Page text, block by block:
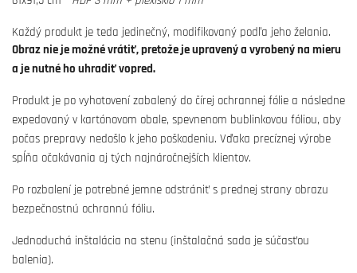
Každý produkt je teda jedinečný, modifikovaný podľa jeho želania.
Obraz nie je možné vrátiť, pretože je upravený a vyrobený na mieru
a je nutné ho uhradiť vopred.
Produkt je po vyhotovení zabalený do čírej ochrannej fólie a následne
expedovaný v kartónovom obale, spevnenom bublinkovou fóliou, aby
počas prepravy nedošlo k jeho poškodeniu. Vďaka precíznej výrobe
spĺňa očakávania aj tých najnáročnejších klientov.
Po rozbalení je potrebné jemne odstrániť s prednej strany obrazu
bezpečnostnú ochrannú fóliu.
Jednoduchá inštalácia na stenu (inštalačná sada je súčasťou
balenia).